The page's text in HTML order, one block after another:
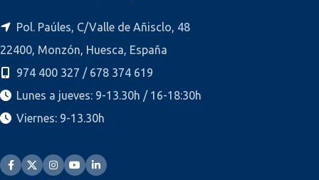
Pol. Paúles, C/Valle de Añisclo, 48
22400, Monzón, Huesca, España
974 400 327 / 678 374 619
Lunes a jueves: 9-13.30h / 16-18:30h
Viernes: 9-13.30h